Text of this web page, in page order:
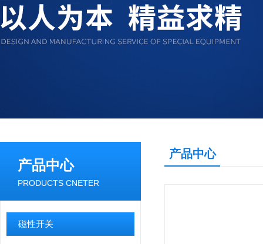
产品中心
PRODUCTS CNETER
磁性开关
产品中心